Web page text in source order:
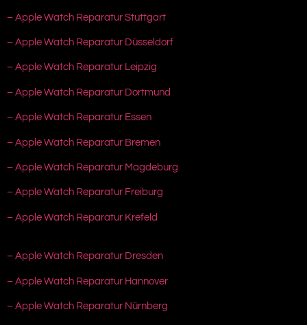
– Apple Watch Reparatur Stuttgart
– Apple Watch Reparatur Düsseldorf
– Apple Watch Reparatur Leipzig
– Apple Watch Reparatur Dortmund
– Apple Watch Reparatur Essen
– Apple Watch Reparatur Bremen
– Apple Watch Reparatur Magdeburg
– Apple Watch Reparatur Freiburg
– Apple Watch Reparatur Krefeld
– Apple Watch Reparatur Dresden
– Apple Watch Reparatur Hannover
– Apple Watch Reparatur Nürnberg